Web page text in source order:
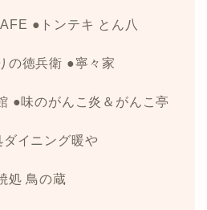
●トンテキ とん八
の徳兵衛 ●寧々家
●味のがんこ炎＆がんこ亭
イニング暖や
処 鳥の蔵